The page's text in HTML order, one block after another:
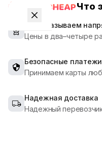
Что
Мы заказываем
Цены в два–четыре
Безопасные платежи
Принимаем карты
Надежная доставка
Надежный